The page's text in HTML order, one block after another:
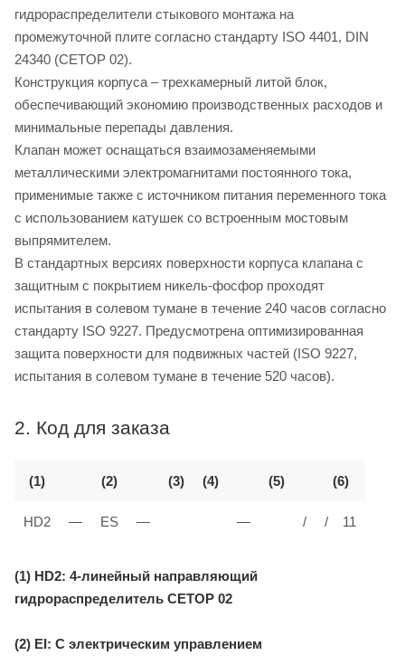
гидрораспределители стыкового монтажа на
промежуточной плите согласно стандарту ISO 4401, DIN
24340 (CETOP 02).
Конструкция корпуса – трехкамерный литой блок,
обеспечивающий экономию производственных расходов и
минимальные перепады давления.
Клапан может оснащаться взаимозаменяемыми
металлическими электромагнитами постоянного тока,
применимые также с источником питания переменного тока
с использованием катушек со встроенным мостовым
выпрямителем.
В стандартных версиях поверхности корпуса клапана с
защитным с покрытием никель-фосфор проходят
испытания в солевом тумане в течение 240 часов согласно
стандарту ISO 9227. Предусмотрена оптимизированная
защита поверхности для подвижных частей (ISO 9227,
испытания в солевом тумане в течение 520 часов).
2. Код для заказа
(1) (2) (3) (4) (5) (6)
HD2 — ES — — / / 11
(1) HD2: 4-линейный направляющий
гидрораспределитель CETOP 02
(2) EI: С электрическим управлением